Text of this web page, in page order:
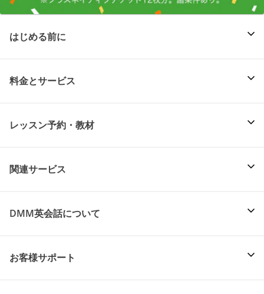
はじめる前に
料金とサービス
レッスン予約・教材
関連サービス
DMM英会話について
お客様サポート